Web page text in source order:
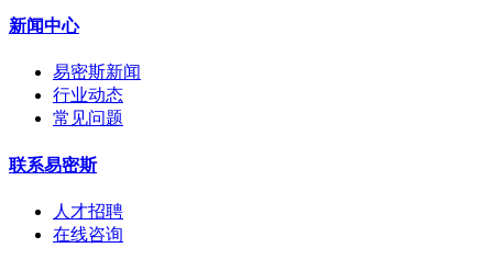
新闻中心
易密斯新闻
行业动态
常见问题
联系易密斯
人才招聘
在线咨询